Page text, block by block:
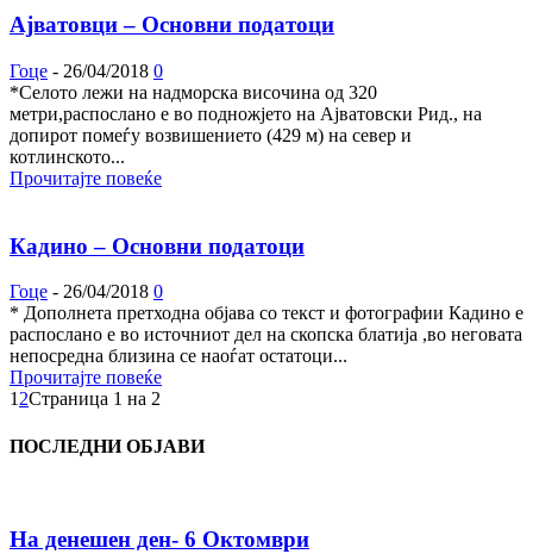
Ајватовци – Основни податоци
Гоце - 26/04/2018 0
*Селото лежи на надморска височина од 320
метри,распослано е во подножјето на Ајватовски Рид., на
допирот помеѓу возвишението (429 м) на север и
котлинското...
Прочитајте повеќе
Кадино – Основни податоци
Гоце - 26/04/2018 0
* Дополнета претходна објава со текст и фотографии Кадино е
распослано е во источниот дел на скопска блатија ,во неговата
непосредна близина се наоѓат остатоци...
Прочитајте повеќе
1 2Страница 1 на 2
ПОСЛЕДНИ ОБЈАВИ
На денешен ден- 6 Октомври